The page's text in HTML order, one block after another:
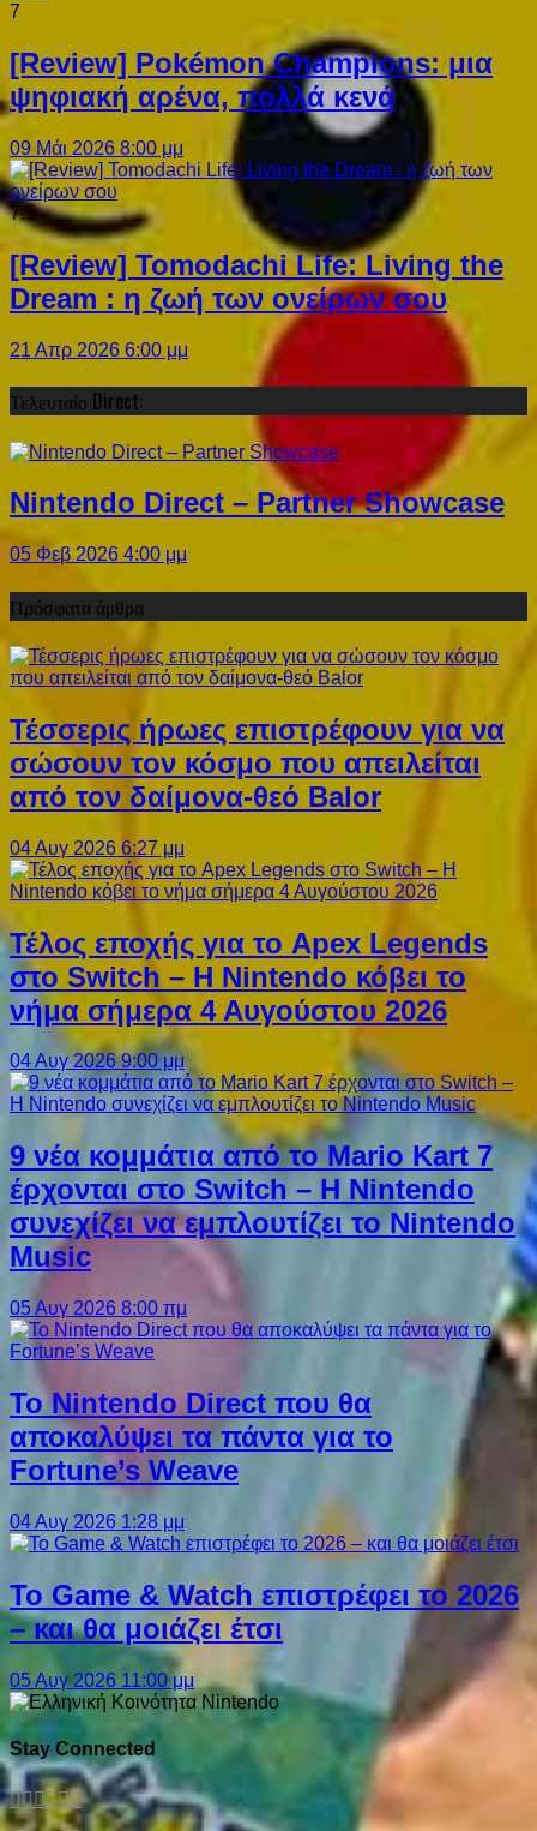
7
[Review] Pokémon Champions: μια
ψηφιακή αρένα, πολλά κενά
09 Μάι 2026 8:00 μμ
7.5
[Review] Tomodachi Life: Living the
Dream : η ζωή των ονείρων σου
21 Απρ 2026 6:00 μμ
Τελευταίο Direct:
Nintendo Direct – Partner Showcase
05 Φεβ 2026 4:00 μμ
Πρόσφατα άρθρα
Τέσσερις ήρωες επιστρέφουν για να
σώσουν τον κόσμο που απειλείται
από τον δαίμονα-θεό Balor
04 Αυγ 2026 6:27 μμ
Τέλος εποχής για το Apex Legends
στο Switch – Η Nintendo κόβει το
νήμα σήμερα 4 Αυγούστου 2026
04 Αυγ 2026 9:00 μμ
9 νέα κομμάτια από το Mario Kart 7
έρχονται στο Switch – Η Nintendo
συνεχίζει να εμπλουτίζει το Nintendo
Music
05 Αυγ 2026 8:00 πμ
Το Nintendo Direct που θα
αποκαλύψει τα πάντα για το
Fortune’s Weave
04 Αυγ 2026 1:28 μμ
Το Game & Watch επιστρέφει το 2026
– και θα μοιάζει έτσι
05 Αυγ 2026 11:00 μμ
Stay Connected